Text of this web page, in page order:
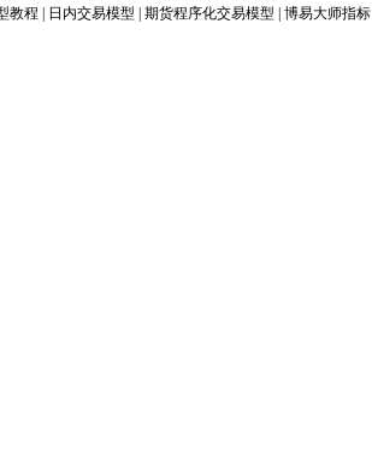
程 | 日内交易模型 | 期货程序化交易模型 | 博易大师指标